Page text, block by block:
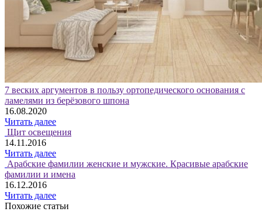
7 веских аргументов в пользу ортопедического основания с
ламелями из берёзового шпона
16.08.2020
Читать далее
Щит освещения
14.11.2016
Читать далее
Арабские фамилии женские и мужские. Красивые арабские
фамилии и имена
16.12.2016
Читать далее
Похожие статьи